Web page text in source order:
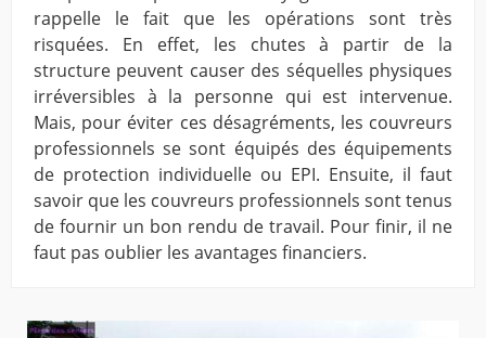
rappelle le fait que les opérations sont très
risquées. En effet, les chutes à partir de la
structure peuvent causer des séquelles physiques
irréversibles à la personne qui est intervenue.
Mais, pour éviter ces désagréments, les couvreurs
professionnels se sont équipés des équipements
de protection individuelle ou EPI. Ensuite, il faut
savoir que les couvreurs professionnels sont tenus
de fournir un bon rendu de travail. Pour finir, il ne
faut pas oublier les avantages financiers.